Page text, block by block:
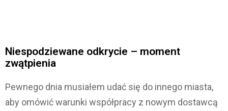
Niespodziewane odkrycie – moment
zwątpienia
Pewnego dnia musiałem udać się do innego miasta,
aby omówić warunki współpracy z nowym dostawcą